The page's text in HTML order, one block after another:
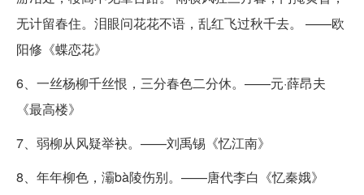
无计留春住。泪眼问花花不语，乱红飞过秋千去。 ——欧
阳修《蝶恋花》
6、一丝杨柳千丝恨，三分春色二分休。——元·薛昂夫
《最高楼》
7、弱柳从风疑举袂。——刘禹锡《忆江南》
8、年年柳色，灞bà陵伤别。——唐代李白《忆秦娥》